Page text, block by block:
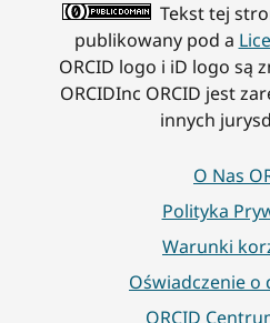
Tekst tej
publikowany pod a
ORCID logo i iD logo są
ORCIDInc ORCID jest
innych
O Nas
Polityka
Warunki
Oświadczenie o
ORCID